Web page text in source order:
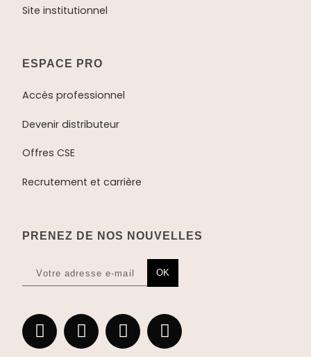
Site institutionnel
ESPACE PRO
Accès professionnel
Devenir distributeur
Offres CSE
Recrutement et carrière
PRENEZ DE NOS NOUVELLES
OK